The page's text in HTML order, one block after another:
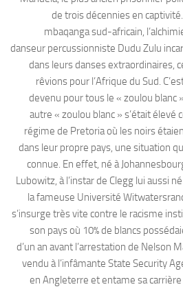
de trois décennies en
mbaqanga sud-africain,
danseur percussionniste Dudu Zulu
dans leurs danses extraordinaires,
rêvions pour l’Afrique du Sud.
devenu pour tous le « zoulou blanc
autre « zoulou blanc » s’était élevé
régime de Pretoria où les noirs
dans leur propre pays, une situation
connue. En effet, né à
Lubowitz, à l’instar de Clegg lui aussi
la fameuse Université
s’insurge très vite contre le racisme
son pays où 10% de blancs
d’un an avant l’arrestation de Nelson
vendu à l’infâmante State Security
en Angleterre et entame sa